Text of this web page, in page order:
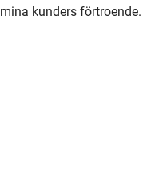
mina kunders förtroende.